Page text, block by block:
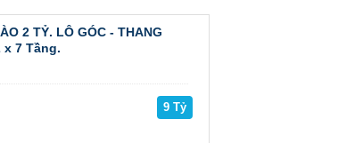
2 TỶ. LÔ GÓC - THANG
x 7 Tầng.
9 Tỷ